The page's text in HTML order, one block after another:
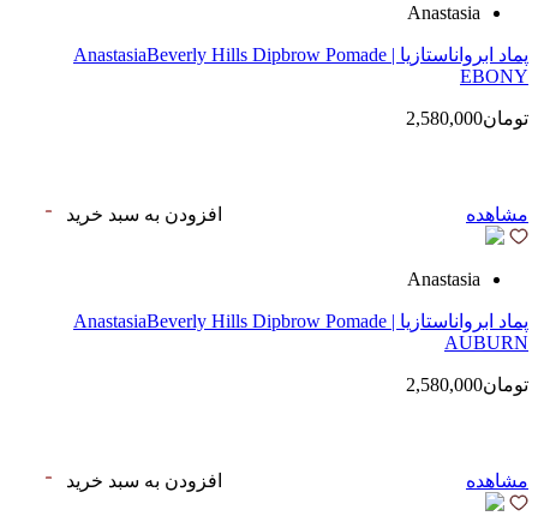
Anastasia
پماد ابرواناستازیا | AnastasiaBeverly Hills Dipbrow Pomade
EBONY
تومان2,580,000
مشاهده افزودن به سبد خرید
Anastasia
پماد ابرواناستازیا | AnastasiaBeverly Hills Dipbrow Pomade
AUBURN
تومان2,580,000
مشاهده افزودن به سبد خرید